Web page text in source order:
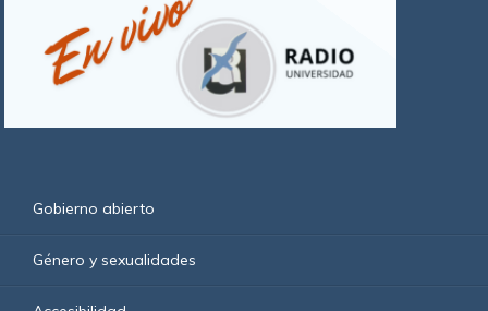
Gobierno abierto
Género y sexualidades